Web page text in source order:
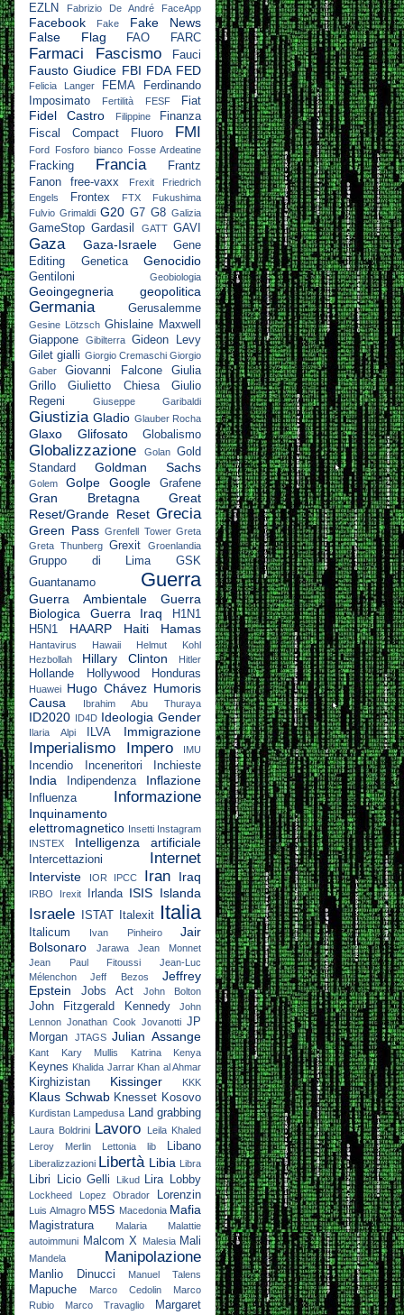
EZLN
Fabrizio De André FaceApp
Facebook Fake
Fake News
False Flag
FAO FARC
Farmaci Fascismo Fauci
Fausto Giudice FBI FDA FED
Felicia Langer FEMA
Ferdinando
Imposimato
Fertilità FESF Fiat
Fidel Castro Filippine
Finanza
Fiscal Compact
Fluoro FMI
Ford Fosforo bianco Fosse Ardeatine
Fracking Francia
Frantz
Fanon
free-vaxx Frexit
Friedrich
Engels
Frontex FTX
Fukushima
Fulvio Grimaldi G20 G7 G8 Galizia
GameStop Gardasil GATT GAVI
Gaza Gaza-Israele
Gene
Editing
Genetica Genocidio
Gentiloni Geobiologia
Geoingegneria geopolitica
Germania Gerusalemme
Gesine Lötzsch Ghislaine Maxwell
Giappone
Gibilterra Gideon Levy
Gilet gialli Giorgio Cremaschi Giorgio
Gaber
Giovanni Falcone
Giulia
Grillo
Giulietto Chiesa
Giulio
Regeni
Giuseppe Garibaldi
Giustizia Gladio Glauber Rocha
Glaxo Glifosato Globalismo
Globalizzazione Golan Gold
Standard
Goldman Sachs
Golem Golpe Google Grafene
Gran Bretagna
Great
Reset/Grande Reset Grecia
Green Pass Grenfell Tower Greta
Greta Thunberg Grexit Groenlandia
Gruppo di Lima
GSK
Guantanamo
Guerra
Guerra Ambientale
Guerra
Biologica
Guerra Iraq
H1N1
H5N1
HAARP Haiti Hamas
Hantavirus Hawaii
Helmut Kohl
Hezbollah
Hillary Clinton Hitler
Hollande Hollywood Honduras
Huawei Hugo Chávez Humoris
Causa
Ibrahim Abu Thuraya
ID2020 ID4D Ideologia Gender
Ilaria Alpi ILVA Immigrazione
Imperialismo Impero IMU
Incendio Inceneritori Inchieste
India Indipendenza Inflazione
Influenza Informazione
Inquinamento
elettromagnetico Insetti Instagram
INSTEX
Intelligenza artificiale
Intercettazioni Internet
Interviste IOR IPCC Iran Iraq
IRBO Irexit Irlanda ISIS Islanda
Israele ISTAT Italexit Italia
Italicum Ivan Pinheiro
Jair
Bolsonaro
Jarawa
Jean Monnet
Jean Paul Fitoussi
Jean-Luc
Mélenchon
Jeff Bezos
Jeffrey
Epstein
Jobs Act John Bolton
John Fitzgerald Kennedy
John
Lennon Jonathan Cook Jovanotti JP
Morgan
JTAGS Julian Assange
Kant Kary Mullis Katrina Kenya
Keynes Khalida Jarrar Khan al Ahmar
Kirghizistan Kissinger KKK
Klaus Schwab Knesset Kosovo
Kurdistan Lampedusa Land grabbing
Laura Boldrini Lavoro
Leila Khaled
Leroy Merlin
Lettonia lib Libano
Liberalizzazioni Libertà Libia Libra
Libri Licio Gelli Likud Lira Lobby
Lockheed Lopez Obrador Lorenzin
Luis Almagro M5S Macedonia Mafia
Magistratura Malaria
Malattie
autoimmuni Malcom X Malesia Mali
Mandela Manipolazione
Manlio Dinucci Manuel Talens
Mapuche Marco Cedolin
Marco
Rubio
Marco Travaglio
Margaret